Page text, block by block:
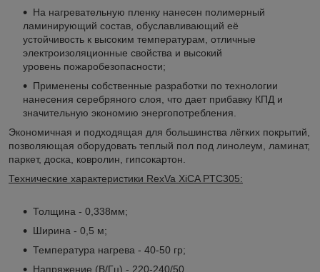
На нагревательную пленку нанесен полимерный
ламинирующий состав, обуславливающий её
устойчивость к высоким температурам, отличные
электроизоляционные свойства и высокий
уровень пожаробезопасности;
Применены собственные разработки по технологии
нанесения серебряного слоя, что дает прибавку КПД и
значительную экономию энергопотребления.
Экономичная и подходящая для большинства лёгких покрытий,
позволяющая оборудовать теплый пол под линолеум, ламинат,
паркет, доска, ковролин, гипсокартон.
Технические характеристики RexVa XiCA PTC305:
Толщина - 0,338мм;
Ширина - 0,5 м;
Температура нагрева - 40-50 гр;
Напряжение (В/Гц) - 220-240/50